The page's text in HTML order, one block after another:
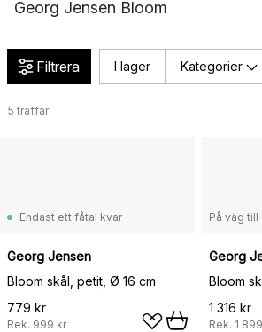
Georg Jensen Bloom
Filtrera I lager Kategorier
5 träffar
Endast ett fåtal kvar
Georg Jensen
Bloom skål, petit, Ø 16 cm
779 kr
Rek. 999 kr
På väg till
Georg
Bloom
1 316 kr
Rek. 1